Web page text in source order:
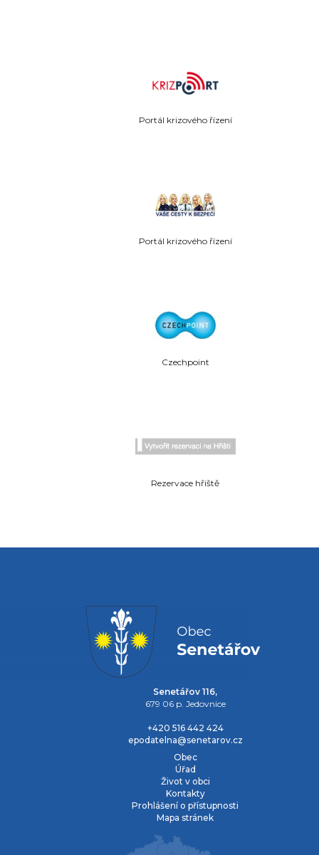
Portál krizového řízení
Portál krizového řízení
Czechpoint
Rezervace hřiště
Senetářov 116,
679 06 p. Jedovnice
+420 516 442 424
epodatelna@senetarov.cz
Obec
Úřad
Život v obci
Kontakty
Prohlášení o přístupnosti
Mapa stránek